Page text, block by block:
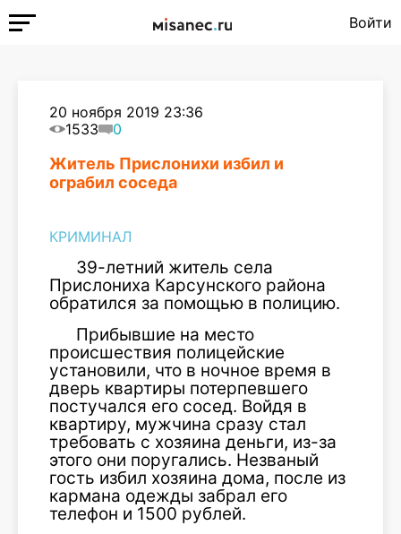
Войти
20 ноября 2019 23:36
1533
0
Житель Прислонихи избил и
ограбил соседа
КРИМИНАЛ
39-летний житель села
Прислониха Карсунского района
обратился за помощью в полицию.
Прибывшие на место
происшествия полицейские
установили, что в ночное время в
дверь квартиры потерпевшего
постучался его сосед. Войдя в
квартиру, мужчина сразу стал
требовать с хозяина деньги, из-за
этого они поругались. Незваный
гость избил хозяина дома, после из
кармана одежды забрал его
телефон и 1500 рублей.